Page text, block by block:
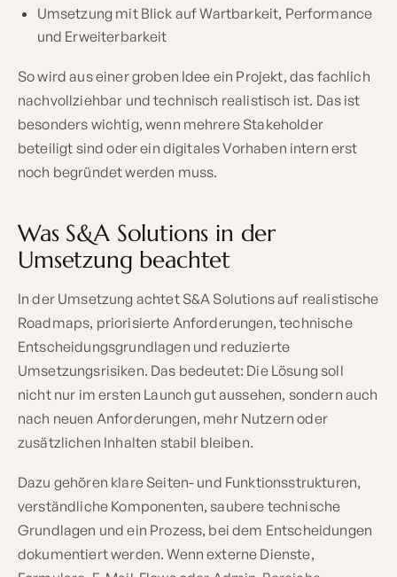
Umsetzung mit Blick auf Wartbarkeit, Performance
und Erweiterbarkeit
So wird aus einer groben Idee ein Projekt, das fachlich
nachvollziehbar und technisch realistisch ist. Das ist
besonders wichtig, wenn mehrere Stakeholder
beteiligt sind oder ein digitales Vorhaben intern erst
noch begründet werden muss.
Was S&A Solutions in der
Umsetzung beachtet
In der Umsetzung achtet S&A Solutions auf realistische
Roadmaps, priorisierte Anforderungen, technische
Entscheidungsgrundlagen und reduzierte
Umsetzungsrisiken. Das bedeutet: Die Lösung soll
nicht nur im ersten Launch gut aussehen, sondern auch
nach neuen Anforderungen, mehr Nutzern oder
zusätzlichen Inhalten stabil bleiben.
Dazu gehören klare Seiten- und Funktionsstrukturen,
verständliche Komponenten, saubere technische
Grundlagen und ein Prozess, bei dem Entscheidungen
dokumentiert werden. Wenn externe Dienste,